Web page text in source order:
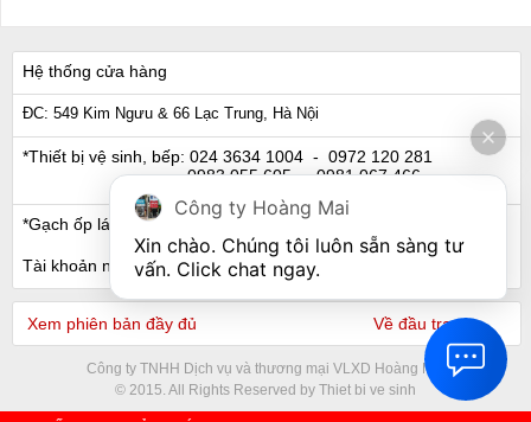
Hệ thống cửa hàng
ĐC: 549 Kim Ngưu & 66 Lạc Trung, Hà Nội
*Thiết bị vệ sinh, bếp: 024 3634 1004 - 0972 120 281
0983 055 605- 0981 067 466
*Gạch ốp lát, Ngói: 024 3632 0280 - 0911 441 066
Tài khoản ngân hàng
Xem phiên bản đầy đủ Về đầu trang
Công ty TNHH Dịch vụ và thương mại VLXD Hoàng Mai
© 2015. All Rights Reserved by Thiet bi ve sinh
Công ty Hoàng Mai
Xin chào. Chúng tôi luôn sẵn sàng tư
vấn. Click chat ngay.